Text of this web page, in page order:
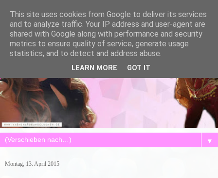
▼
Montag, 13. April 2015
This site uses cookies from Google to deliver its services
and to analyze traffic. Your IP address and user-agent are
shared with Google along with performance and security
metrics to ensure quality of service, generate usage
statistics, and to detect and address abuse.
LEARN MORE GOT IT